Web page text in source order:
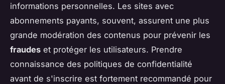
informations personnelles. Les sites avec
abonnements payants, souvent, assurent une plus
grande modération des contenus pour prévenir les
fraudes et protéger les utilisateurs. Prendre
connaissance des politiques de confidentialité
avant de s'inscrire est fortement recommandé pour